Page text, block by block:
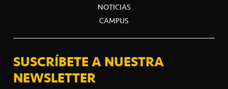
NOTICIAS
CAMPUS
SUSCRÍBETE A NUESTRA
NEWSLETTER